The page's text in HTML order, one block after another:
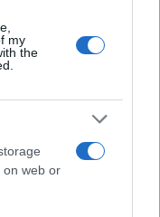
my
the
on web or
años
Hitler